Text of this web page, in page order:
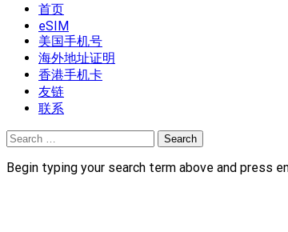
首页
eSIM
美国手机号
海外地址证明
香港手机卡
友链
联系
Search
for:
Begin typing your search term above and press